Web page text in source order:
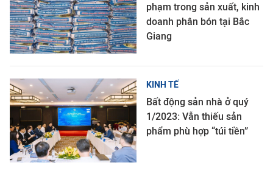
phạm trong sản xuất, kinh
doanh phân bón tại Bắc
Giang
KINH TẾ
Bất động sản nhà ở quý
1/2023: Vẫn thiếu sản
phẩm phù hợp “túi tiền”